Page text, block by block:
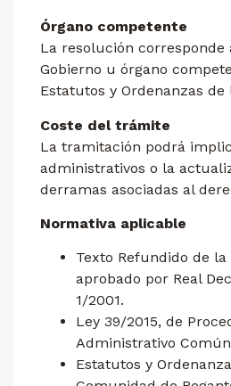
Órgano competente
La resolución corresponde
Gobierno u órgano
Estatutos y Ordenanzas
Coste del trámite
La tramitación podrá
administrativos o la
derramas asociadas al
Normativa aplicable
Texto Refundido de la
aprobado por Real
1/2001.
Ley 39/2015, de
Administrativo
Estatutos y